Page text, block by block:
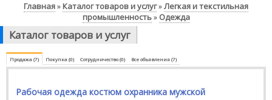
Главная» Каталог товаров и услуг»Легкая и текстильная
промышленность» Одежда
Каталог товаров и услуг
Продажа (7) Покупка (0) Сотрудничество (0) Все объявления (7)
Рабочая одежда костюм охранника мужской